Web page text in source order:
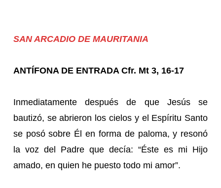
SAN ARCADIO DE MAURITANIA
ANTÍFONA DE ENTRADA Cfr. Mt 3, 16-17
Inmediatamente después de que Jesús se
bautizó, se abrieron los cielos y el Espíritu Santo
se posó sobre Él en forma de paloma, y resonó
la voz del Padre que decía: “Éste es mi Hijo
amado, en quien he puesto todo mi amor”.